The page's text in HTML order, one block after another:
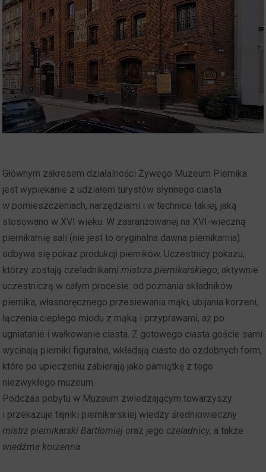
Głównym zakresem działalności Żywego Muzeum Piernika
jest wypiekanie z udziałem turystów słynnego ciasta
w pomieszczeniach, narzędziami i w technice takiej, jaką
stosowano w XVI wieku. W zaaranżowanej na XVI-wieczną
piernikarnię sali (nie jest to oryginalna dawna piernikarnia)
odbywa się pokaz produkcji pierników. Uczestnicy pokazu,
którzy zostają czeladnikamimistrza piernikarskiego, aktywnie
uczestniczą w całym procesie: od poznania składników
piernika, własnoręcznego przesiewania mąki, ubijania korzeni,
łączenia ciepłego miodu z mąką i przyprawami, aż po
ugniatanie i wałkowanie ciasta. Z gotowego ciasta goście sami
wycinają pierniki figuralne, wkładają ciasto do ozdobnych form,
które po upieczeniu zabierają jako pamiątkę z tego
niezwykłego muzeum.
Podczas pobytu w Muzeum zwiedzającym towarzyszy
i przekazuje tajniki piernikarskiej wiedzy średniowieczny
mistrz piernikarski Bartłomiej oraz jego czeladnicy, a także
wiedźma korzenna.